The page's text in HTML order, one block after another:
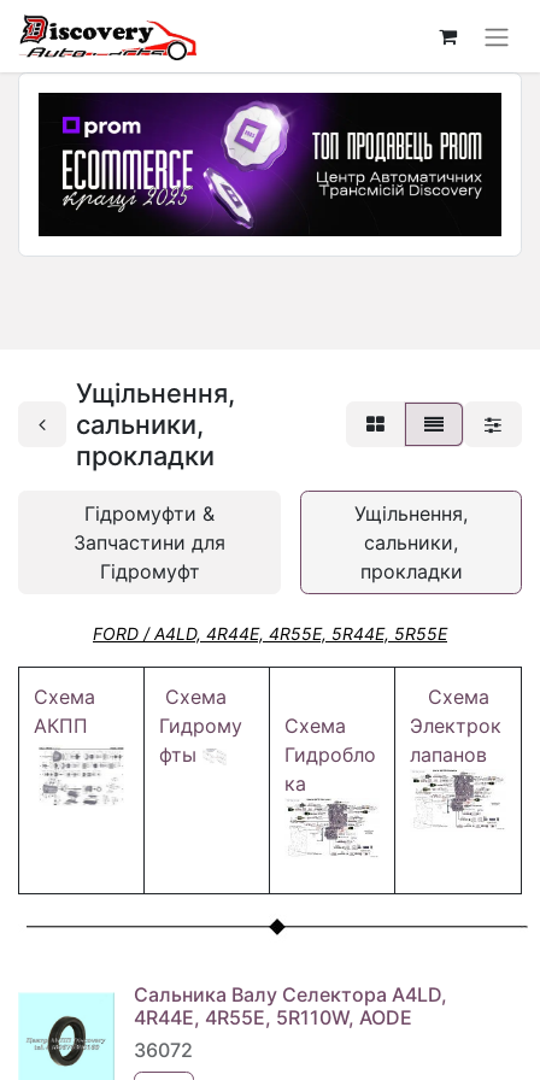
Ущільнення,
сальники,
прокладки
Гідромуфти &
Запчастини для
Гідромуфт
Ущільнення,
сальники,
прокладки
FORD / A4LD, 4R44E, 4R55E, 5R44E, 5R55E
Схема
АКПП
Схема
Гидрому
фты
Схема
Гидробло
ка
Схема
Электрок
лапанов
Сальника Валу Селектора A4LD,
4R44E, 4R55E, 5R110W, AODE
36072